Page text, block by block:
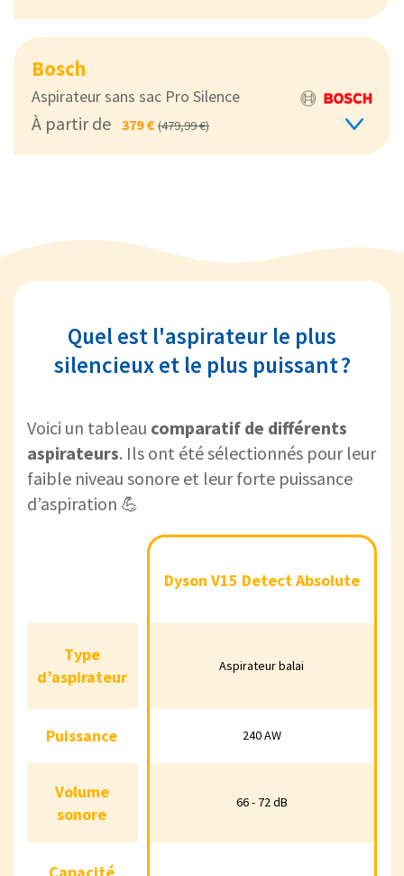
Bosch
Aspirateur sans sac Pro Silence
À partir de 379 € (479,99 €)
Quel est l'aspirateur le plus
silencieux et le plus puissant ?
Voici un tableau comparatif de différents
aspirateurs. Ils ont été sélectionnés pour leur
faible niveau sonore et leur forte puissance
d’aspiration 💪
Detect
S12
Type
d’aspirateur
Aspirateur balai Aspirateur balai
Puissance
Volume
sonore
Capacité
Dyson V15 Detect Absolute
Aspirateur balai
240 AW
66 - 72 dB
Type
d’aspirateur
Puissance
Volume
sonore